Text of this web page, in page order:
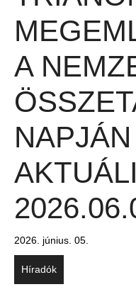
A
2026. június. 05.
Híradók